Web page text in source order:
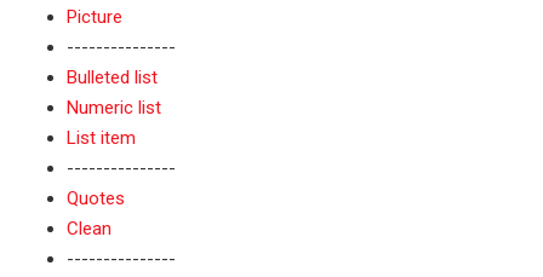
Picture
---------------
Bulleted list
Numeric list
List item
---------------
Quotes
Clean
---------------